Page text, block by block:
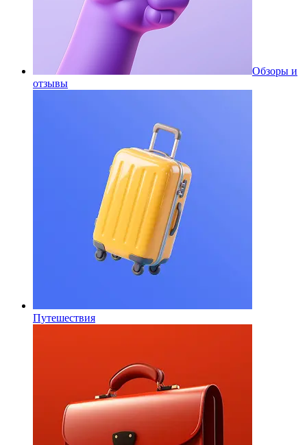
Обзоры и
отзывы
Путешествия